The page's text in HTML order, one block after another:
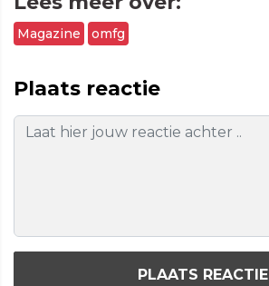
Magazine omfg
Plaats reactie
PLAATS REACTIE